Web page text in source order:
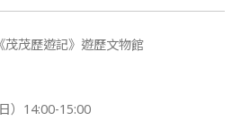
茂歷遊記》遊歷文物館
）14:00-15:00